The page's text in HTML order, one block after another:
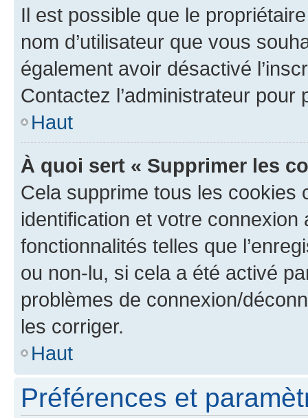
Il est possible que le
nom d’utilisateur que vous
également avoir désactivé
Contactez l’administrateur
Haut
À quoi sert « Supprimer les
Cela supprime tous les cookies
identification et votre
fonctionnalités telles que
ou non-lu, si cela a été activé
problèmes de connexion/
les corriger.
Haut
Préférences et